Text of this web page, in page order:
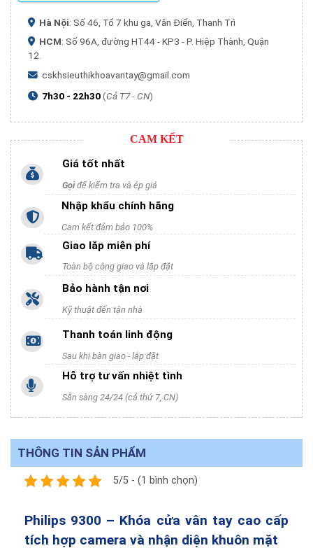
Hà Nội: Số 46, Tổ 7 khu ga, Văn Điển, Thanh Trì
HCM: Số 96A, đường HT44 - KP3 - P. Hiệp Thành, Quận
12.
cskhsieuthikhoavantay@gmail.com
7h30 - 22h30(Cả T7 - CN)
CAM KẾT
Giá tốt nhất
Gọiđể kiểm tra và ép giá
Nhập khẩu chính hãng
Cam kết đảm bảo 100%
Giao lắp miễn phí
Toàn bộ công giao và lắp đặt
Bảo hành tận nơi
Kỹ thuật đến tận nhà
Thanh toán linh động
Sau khi bàn giao - lắp đặt
Hỗ trợ tư vấn nhiệt tình
Sẵn sàng 24/24 (cả thứ 7, CN)
THÔNG TIN SẢN PHẨM
5/5 - (1 bình chọn)
Philips 9300 – Khóa cửa vân tay cao cấp
tích hợp camera và nhận diện khuôn mặt